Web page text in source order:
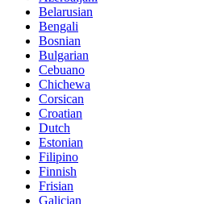
Belarusian
Bengali
Bosnian
Bulgarian
Cebuano
Chichewa
Corsican
Croatian
Dutch
Estonian
Filipino
Finnish
Frisian
Galician